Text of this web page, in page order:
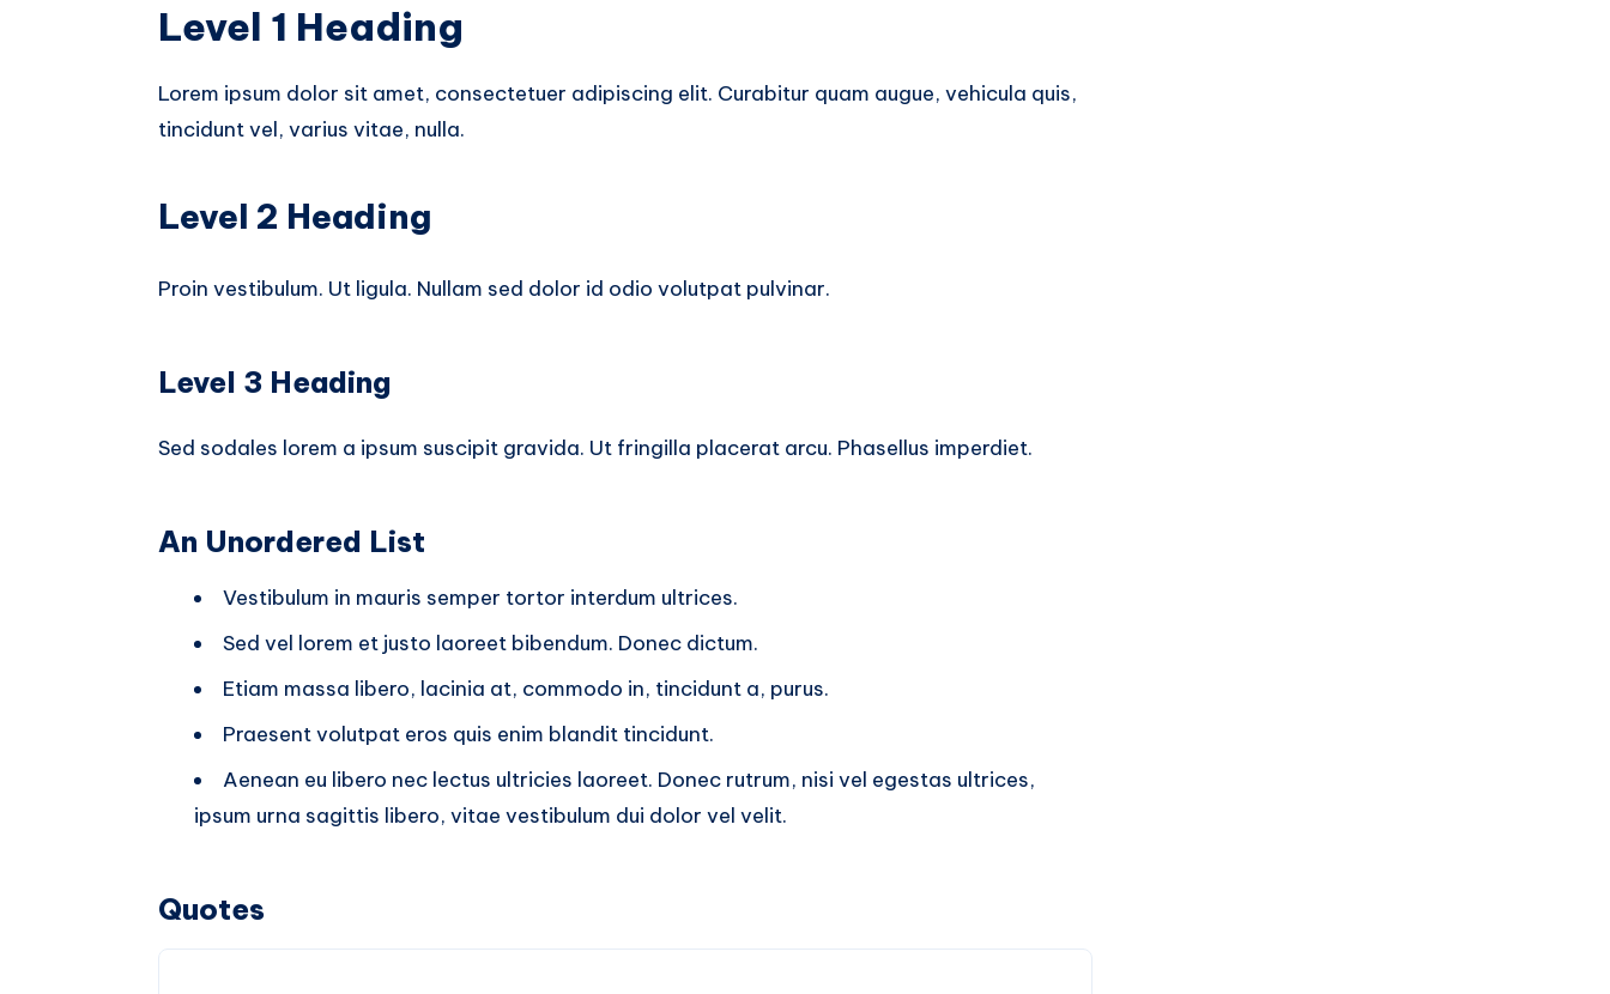
Level 1 Heading
Lorem ipsum dolor sit amet, consectetuer adipiscing elit. Curabitur quam augue, vehicula quis,
tincidunt vel, varius vitae, nulla.
Level 2 Heading
Proin vestibulum. Ut ligula. Nullam sed dolor id odio volutpat pulvinar.
Level 3 Heading
Sed sodales lorem a ipsum suscipit gravida. Ut fringilla placerat arcu. Phasellus imperdiet.
An Unordered List
Vestibulum in mauris semper tortor interdum ultrices.
Sed vel lorem et justo laoreet bibendum. Donec dictum.
Etiam massa libero, lacinia at, commodo in, tincidunt a, purus.
Praesent volutpat eros quis enim blandit tincidunt.
Aenean eu libero nec lectus ultricies laoreet. Donec rutrum, nisi vel egestas ultrices,
ipsum urna sagittis libero, vitae vestibulum dui dolor vel velit.
Quotes